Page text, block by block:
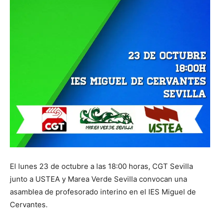
El lunes 23 de octubre a las 18:00 horas, CGT Sevilla
junto a USTEA y Marea Verde Sevilla convocan una
asamblea de profesorado interino en el IES Miguel de
Cervantes.